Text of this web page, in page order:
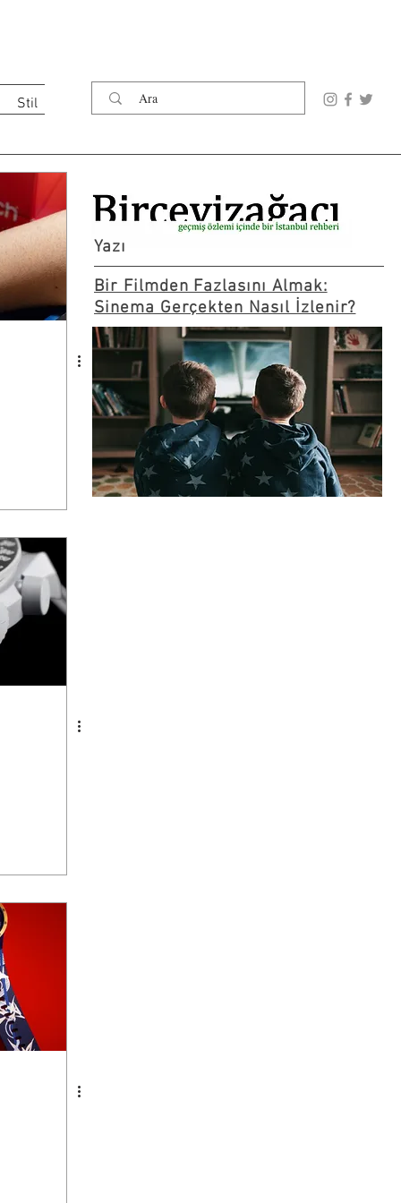
Stil
Yazı
Bir Filmden Fazlasını Almak:
Sinema Gerçekten Nasıl İzlenir?